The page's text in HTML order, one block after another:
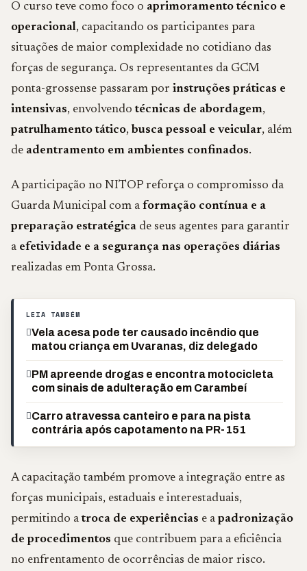
O curso teve como foco o aprimoramento técnico e
operacional, capacitando os participantes para
situações de maior complexidade no cotidiano das
forças de segurança. Os representantes da GCM
ponta-grossense passaram por instruções práticas e
intensivas, envolvendo técnicas de abordagem,
patrulhamento tático, busca pessoal e veicular, além
de adentramento em ambientes confinados.
A participação no NITOP reforça o compromisso da
Guarda Municipal com a formação contínua e a
preparação estratégica de seus agentes para garantir
a efetividade e a segurança nas operações diárias
realizadas em Ponta Grossa.
LEIA TAMBÉM
Vela acesa pode ter causado incêndio que
matou criança em Uvaranas, diz delegado
PM apreende drogas e encontra motocicleta
com sinais de adulteração em Carambeí
Carro atravessa canteiro e para na pista
contrária após capotamento na PR-151
A capacitação também promove a integração entre as
forças municipais, estaduais e interestaduais,
permitindo a troca de experiências e a padronização
de procedimentos que contribuem para a eficiência
no enfrentamento de ocorrências de maior risco.